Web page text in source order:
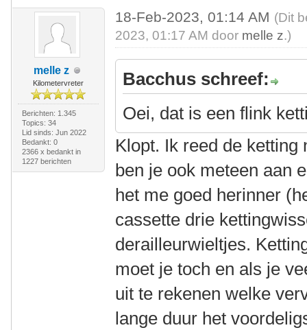
melle z
Kilometervreter
Berichten: 1.345
Topics: 34
Lid sinds: Jun 2022
Bedankt: 0
2366 x bedankt in
1227 berichten
18-Feb-2023, 01:14 AM (Dit
2023, 01:17 AM door melle z.)
Bacchus schreef:
Oei, dat is een flink
Klopt. Ik reed de
ben je ook meteen aan
het me goed herinner
cassette drie
derailleurwieltjes.
moet je toch en als je
uit te rekenen welke
lange duur het